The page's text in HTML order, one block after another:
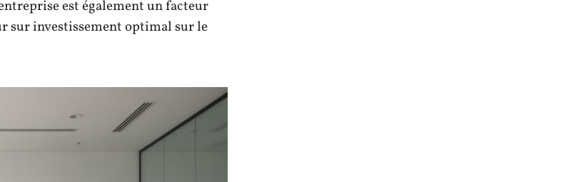
est également un facteur
sur investissement optimal sur le